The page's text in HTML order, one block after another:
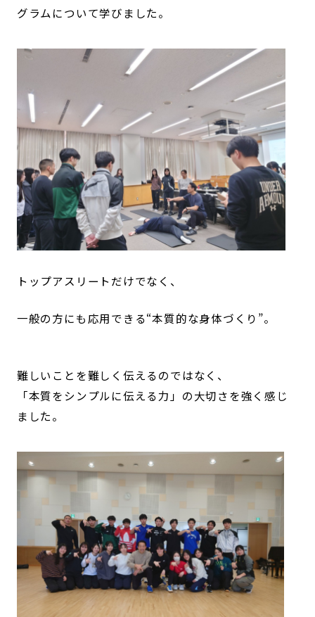
グラムについて学びました。
トップアスリートだけでなく、
一般の方にも応用できる“本質的な身体づくり”。
難しいことを難しく伝えるのではなく、
「本質をシンプルに伝える力」の大切さを強く感じ
ました。